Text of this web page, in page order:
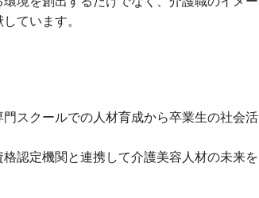
ています。
スクールでの人材育成から卒業生の社会活
認定機関と連携して介護美容人材の未来を